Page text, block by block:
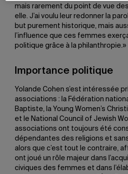
mais rarement du point de vue
elle. J’ai voulu leur redonner la
but purement historique, mais
l’influence que ces femmes
politique grâce à la philanthropie.»
Importance politique
Yolande Cohen s’est intéressée
associations : la Fédération
Baptiste, la Young Women’s
et le National Council of Jewish
associations ont toujours été
dépendantes des religions et
alors que c’est tout le contraire,
ont joué un rôle majeur dans
civiques des femmes et dans